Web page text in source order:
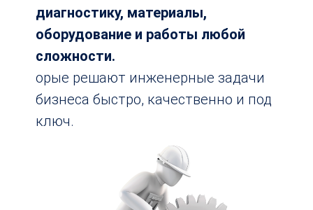
диагностику, материалы,
оборудование и работы любой
сложности.
орые решают инженерные задачи
бизнеса быстро, качественно и под
ключ.